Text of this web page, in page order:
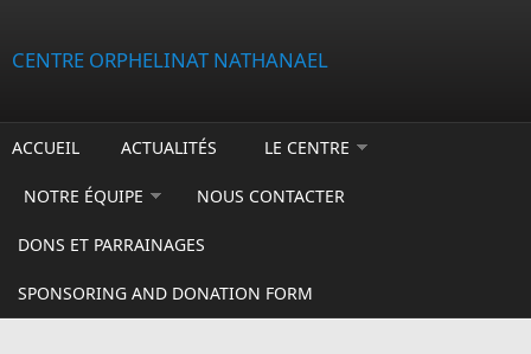
CENTRE ORPHELINAT NATHANAEL
ACCUEIL ACTUALITÉS LE CENTRE
NOTRE ÉQUIPE NOUS CONTACTER
DONS ET PARRAINAGES
SPONSORING AND DONATION FORM